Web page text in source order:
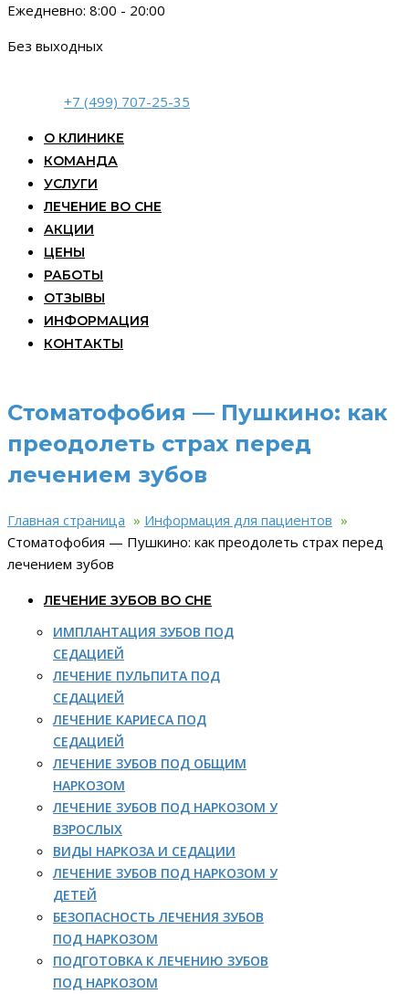
Ежедневно: 8:00 - 20:00
Без выходных
+7 (499) 707-25-35
О КЛИНИКЕ
КОМАНДА
УСЛУГИ
ЛЕЧЕНИЕ ВО СНЕ
АКЦИИ
ЦЕНЫ
РАБОТЫ
ОТЗЫВЫ
ИНФОРМАЦИЯ
КОНТАКТЫ
Стоматофобия — Пушкино: как
преодолеть страх перед
лечением зубов
Главная страница » Информация для пациентов »
Стоматофобия — Пушкино: как преодолеть страх перед
лечением зубов
ЛЕЧЕНИЕ ЗУБОВ ВО СНЕ
ИМПЛАНТАЦИЯ ЗУБОВ ПОД
СЕДАЦИЕЙ
ЛЕЧЕНИЕ ПУЛЬПИТА ПОД
СЕДАЦИЕЙ
ЛЕЧЕНИЕ КАРИЕСА ПОД
СЕДАЦИЕЙ
ЛЕЧЕНИЕ ЗУБОВ ПОД ОБЩИМ
НАРКОЗОМ
ЛЕЧЕНИЕ ЗУБОВ ПОД НАРКОЗОМ У
ВЗРОСЛЫХ
ВИДЫ НАРКОЗА И СЕДАЦИИ
ЛЕЧЕНИЕ ЗУБОВ ПОД НАРКОЗОМ У
ДЕТЕЙ
БЕЗОПАСНОСТЬ ЛЕЧЕНИЯ ЗУБОВ
ПОД НАРКОЗОМ
ПОДГОТОВКА К ЛЕЧЕНИЮ ЗУБОВ
ПОД НАРКОЗОМ